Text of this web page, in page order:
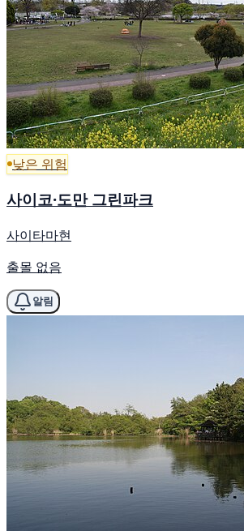
낮은 위험
사이코·도만 그린파크
사이타마현
출몰 없음
알림